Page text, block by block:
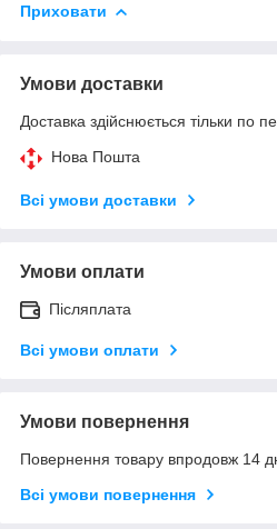
Приховати
Умови доставки
Доставка здійснюється тільки по
Нова Пошта
Всі умови доставки
Умови оплати
Післяплата
Всі умови оплати
Умови повернення
Повернення товару впродовж 14
Всі умови повернення